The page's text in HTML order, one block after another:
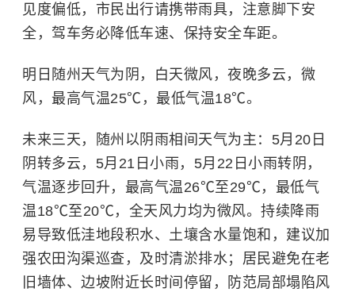
见度偏低，市民出行请携带雨具，注意脚下安
全，驾车务必降低车速、保持安全车距。
明日随州天气为阴，白天微风，夜晚多云，微
风，最高气温25℃，最低气温18℃。
未来三天，随州以阴雨相间天气为主：5月20日
阴转多云，5月21日小雨，5月22日小雨转阴，
气温逐步回升，最高气温26℃至29℃，最低气
温18℃至20℃，全天风力均为微风。持续降雨
易导致低洼地段积水、土壤含水量饱和，建议加
强农田沟渠巡查，及时清淤排水；居民避免在老
旧墙体、边坡附近长时间停留，防范局部塌陷风